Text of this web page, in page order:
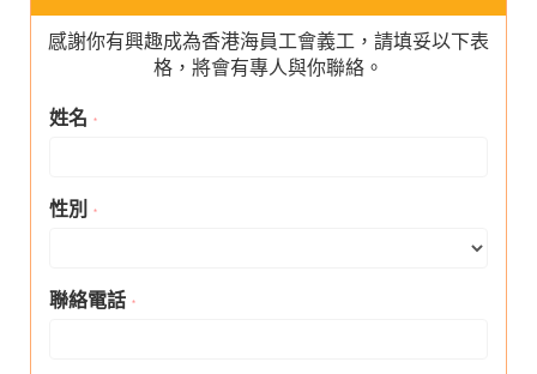
感謝你有興趣成為香港海員工會義工，請填妥以下表
格，將會有專人與你聯絡。
姓名 *
性別 *
聯絡電話 *